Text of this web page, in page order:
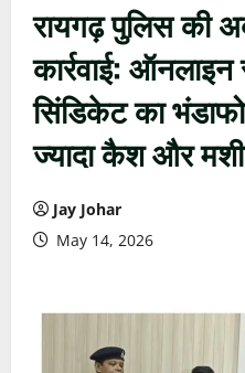
रायगढ़ पुलिस की
कार्रवाई:
सिंडिकेट का
ज्यादा कैश और
Jay Johar
May 14, 2026